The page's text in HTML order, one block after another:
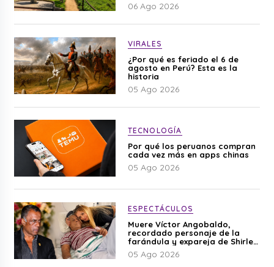
06 Ago 2026
VIRALES
¿Por qué es feriado el 6 de
agosto en Perú? Esta es la
historia
05 Ago 2026
TECNOLOGÍA
Por qué los peruanos compran
cada vez más en apps chinas
05 Ago 2026
ESPECTÁCULOS
Muere Víctor Angobaldo,
recordado personaje de la
farándula y expareja de Shirley
Cherres
05 Ago 2026